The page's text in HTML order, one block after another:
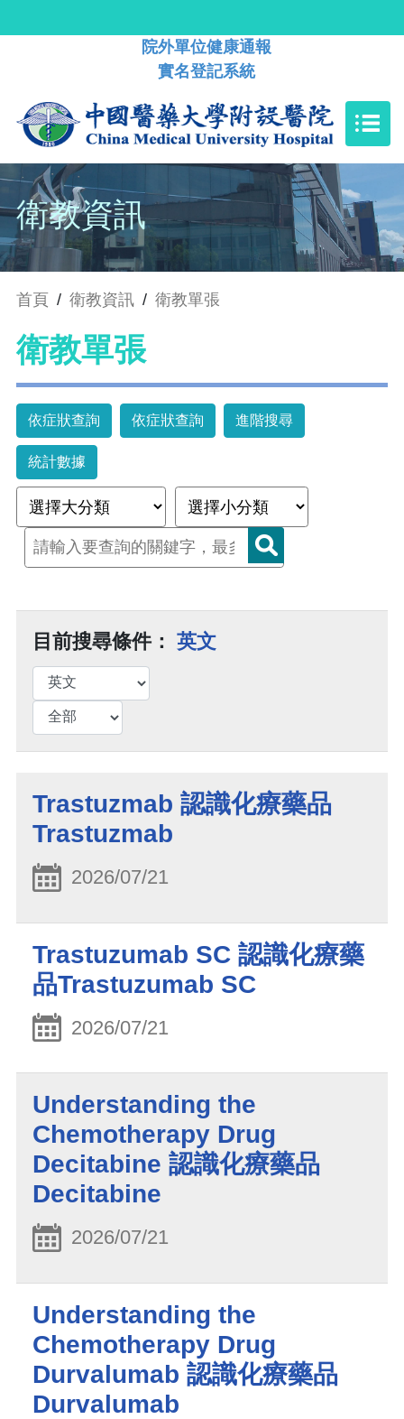
院外單位健康通報
實名登記系統
衛教資訊
首頁 / 衛教資訊 / 衛教單張
衛教單張
依症狀查詢 依症狀查詢 進階搜尋
統計數據
目前搜尋條件： 英文
Trastuzmab 認識化療藥品
Trastuzmab
2026/07/21
Trastuzumab SC 認識化療藥
品Trastuzumab SC
2026/07/21
​Understanding the
Chemotherapy Drug
Decitabine 認識化療藥品
Decitabine
2026/07/21
​Understanding the
Chemotherapy Drug
Durvalumab 認識化療藥品
Durvalumab